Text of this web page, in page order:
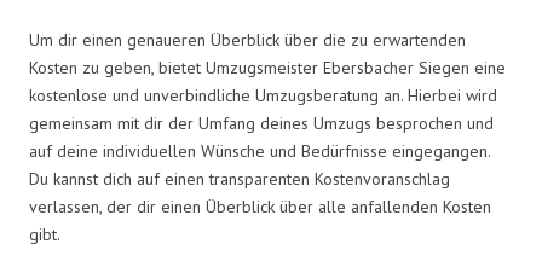
Um dir einen genaueren Überblick über die zu erwartenden
Kosten zu geben, bietet Umzugsmeister Ebersbacher Siegen eine
kostenlose und unverbindliche Umzugsberatung an. Hierbei wird
gemeinsam mit dir der Umfang deines Umzugs besprochen und
auf deine individuellen Wünsche und Bedürfnisse eingegangen.
Du kannst dich auf einen transparenten Kostenvoranschlag
verlassen, der dir einen Überblick über alle anfallenden Kosten
gibt.